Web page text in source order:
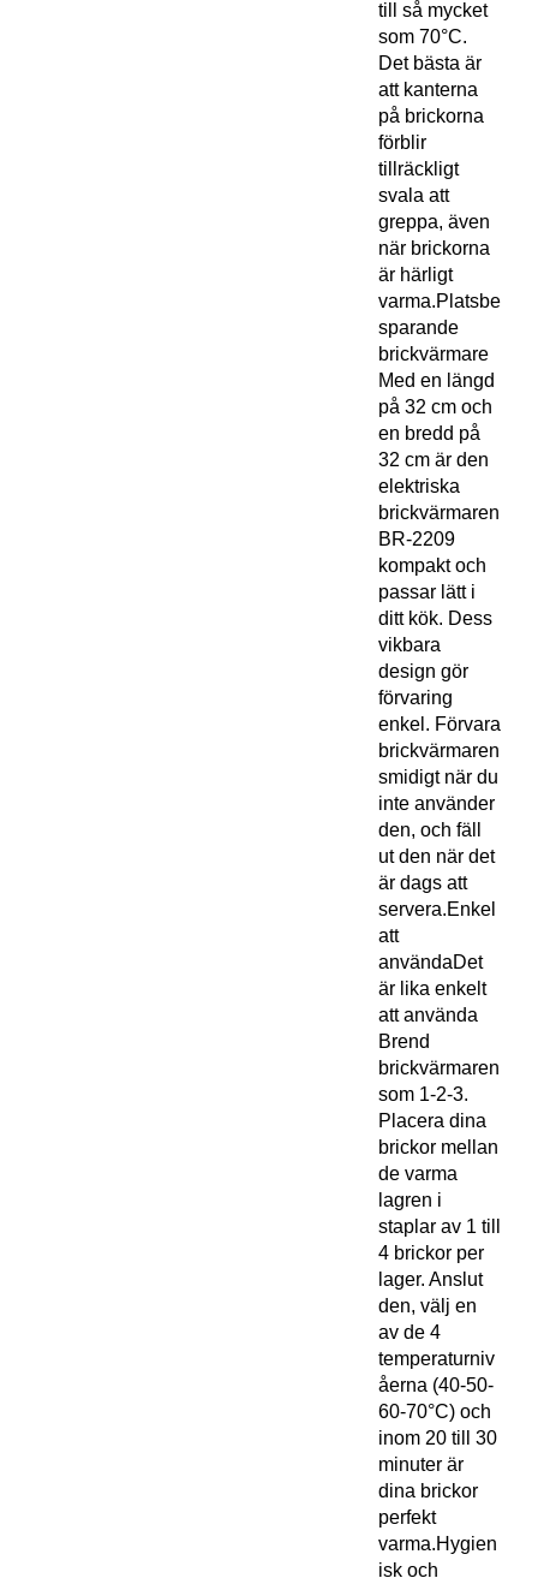
till så mycket
som 70°C.
Det bästa är
att kanterna
på brickorna
förblir
tillräckligt
svala att
greppa, även
när brickorna
är härligt
varma.Platsbe
sparande
brickvärmare
Med en längd
på 32 cm och
en bredd på
32 cm är den
elektriska
brickvärmaren
BR-2209
kompakt och
passar lätt i
ditt kök. Dess
vikbara
design gör
förvaring
enkel. Förvara
brickvärmaren
smidigt när du
inte använder
den, och fäll
ut den när det
är dags att
servera.Enkel
att
användaDet
är lika enkelt
att använda
Brend
brickvärmaren
som 1-2-3.
Placera dina
brickor mellan
de varma
lagren i
staplar av 1 till
4 brickor per
lager. Anslut
den, välj en
av de 4
temperaturniv
åerna (40-50-
60-70°C) och
inom 20 till 30
minuter är
dina brickor
perfekt
varma.Hygien
isk och